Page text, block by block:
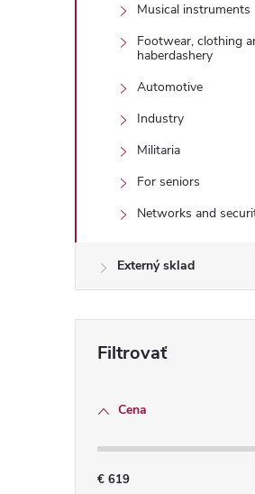
Musical instruments
Footwear, clothing
haberdashery
Automotive
Industry
Militaria
For seniors
Networks and
Externý sklad
Cena
€ 619